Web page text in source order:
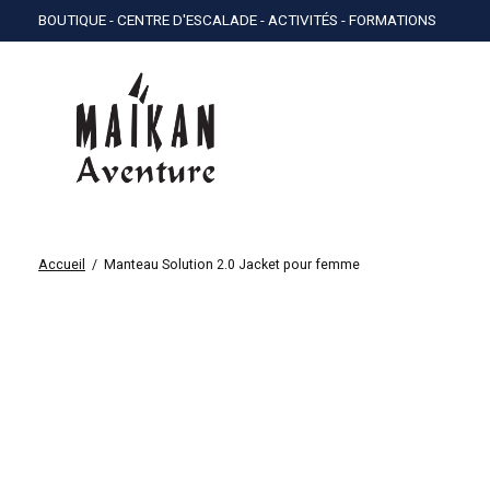
BOUTIQUE - CENTRE D'ESCALADE - ACTIVITÉS - FORMATIONS
Accueil / Manteau Solution 2.0 Jacket pour femme